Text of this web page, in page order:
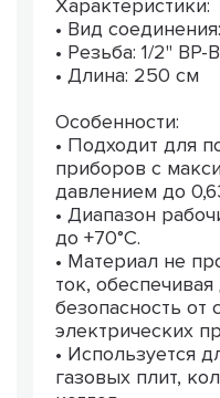
Характеристики:
• Вид
• Резьба: 1/2" ВР-
• Длина: 250 см
Особенности:
• Подходит для
приборов с
давлением до
• Диапазон
до +70°C.
• Материал не
ток,
безопасность от
электрических
• Используется
газовых плит,